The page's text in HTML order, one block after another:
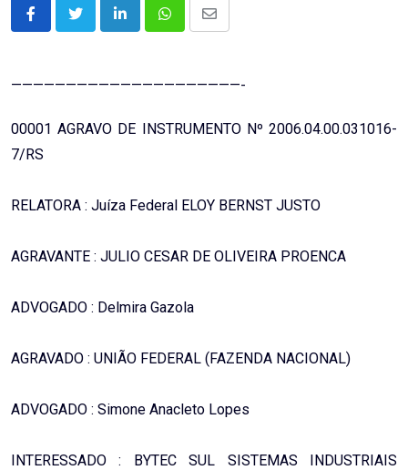
LinkedInWhatsappShare
—————————————————————-
00001 AGRAVO DE INSTRUMENTO Nº 2006.04.00.031016-
7/RS
RELATORA : Juíza Federal ELOY BERNST JUSTO
AGRAVANTE : JULIO CESAR DE OLIVEIRA PROENCA
ADVOGADO : Delmira Gazola
AGRAVADO : UNIÃO FEDERAL (FAZENDA NACIONAL)
ADVOGADO : Simone Anacleto Lopes
INTERESSADO : BYTEC SUL SISTEMAS INDUSTRIAIS